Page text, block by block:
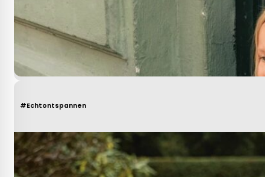
#Echtontspannen